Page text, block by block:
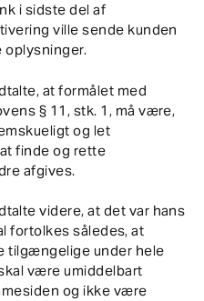
i sidste del af
ville sende kunden
oplysninger.
at formålet med
§ 11, stk. 1, må være,
og let
finde og rette
afgives.
videre, at det var hans
fortolkes således, at
under hele
være umiddelbart
og ikke være